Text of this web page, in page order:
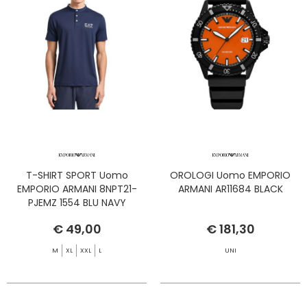
T-SHIRT SPORT Uomo
EMPORIO ARMANI 8NPT21-
PJEMZ 1554 BLU NAVY
€ 49,00
M XL XXL L
OROLOGI Uomo EMPORIO
ARMANI AR11684 BLACK
€ 181,30
UNI